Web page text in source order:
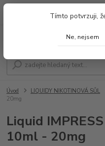
Tímto potvrzuji,
Ne, nejsem
Po - Pá 9:00 - 19:00 So 9:00 - 14:00
Úvod LIQUIDY NIKOTINOVÁ SŮL
20mg
Liquid
10ml - 20mg